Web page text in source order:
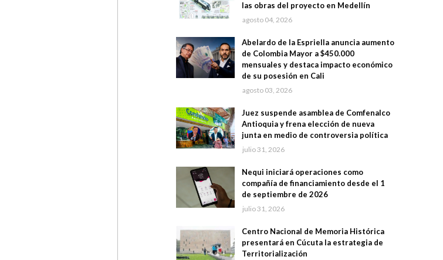
las obras del proyecto en Medellín
agosto 04, 2026
Abelardo de la Espriella anuncia aumento
de Colombia Mayor a $450.000
mensuales y destaca impacto económico
de su posesión en Cali
agosto 03, 2026
Juez suspende asamblea de Comfenalco
Antioquia y frena elección de nueva
junta en medio de controversia política
julio 31, 2026
Nequi iniciará operaciones como
compañía de financiamiento desde el 1
de septiembre de 2026
julio 31, 2026
Centro Nacional de Memoria Histórica
presentará en Cúcuta la estrategia de
Territorialización